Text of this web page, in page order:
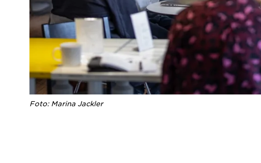
Foto: Marina Jackler